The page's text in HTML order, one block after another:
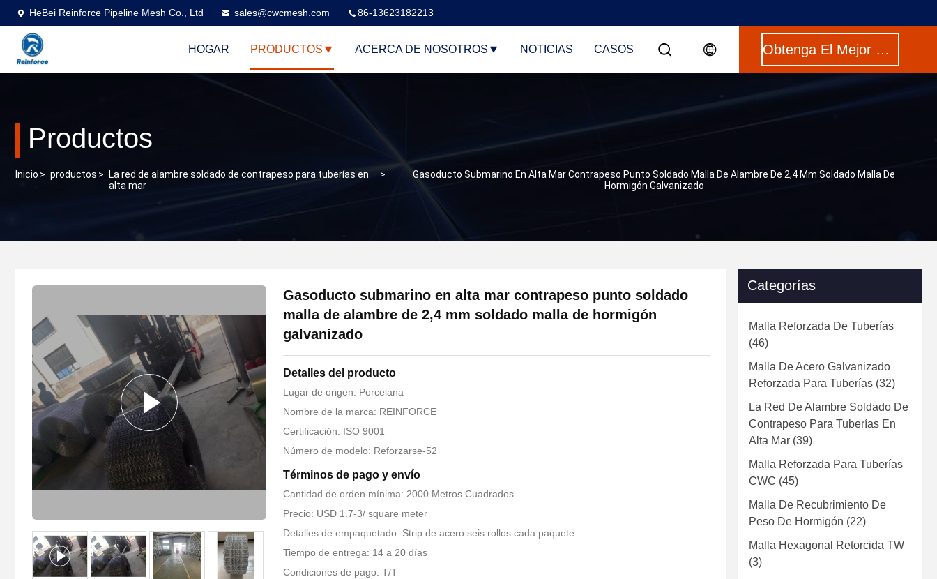
HeBei Reinforce Pipeline Mesh Co., Ltd sales@cwcmesh.com 86-13623182213
HOGAR PRODUCTOS ACERCA DE NOSOTROS NOTICIAS CASOS Obtenga El Mejor Precio
Productos
Inicio > productos >
La red de alambre soldado de contrapeso para tuberías en
alta mar
>
Gasoducto Submarino En Alta Mar Contrapeso Punto Soldado Malla De Alambre De 2,4 Mm Soldado Malla De
Hormigón Galvanizado
Gasoducto submarino en alta mar contrapeso punto soldado
malla de alambre de 2,4 mm soldado malla de hormigón
galvanizado
Detalles del producto
Lugar de origen: Porcelana
Nombre de la marca: REINFORCE
Certificación: ISO 9001
Número de modelo: Reforzarse-52
Términos de pago y envío
Cantidad de orden mínima: 2000 Metros Cuadrados
Precio: USD 1.7-3/ square meter
Detalles de empaquetado: Strip de acero seis rollos cada paquete
Tiempo de entrega: 14 a 20 días
Condiciones de pago: T/T
Categorías
Malla Reforzada De Tuberías
(46)
Malla De Acero Galvanizado
Reforzada Para Tuberías (32)
La Red De Alambre Soldado De
Contrapeso Para Tuberías En
Alta Mar (39)
Malla Reforzada Para Tuberías
CWC (45)
Malla De Recubrimiento De
Peso De Hormigón (22)
Malla Hexagonal Retorcida TW
(3)